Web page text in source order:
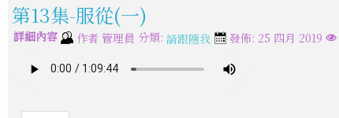
第13集-服從(一)
詳細內容 作者 管理員 分類: 請跟隨我 發佈: 25 四月 2019